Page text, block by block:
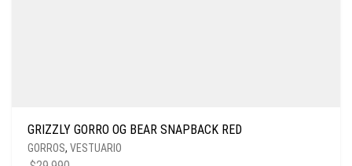
GRIZZLY GORRO OG BEAR SNAPBACK RED
GORROS, VESTUARIO